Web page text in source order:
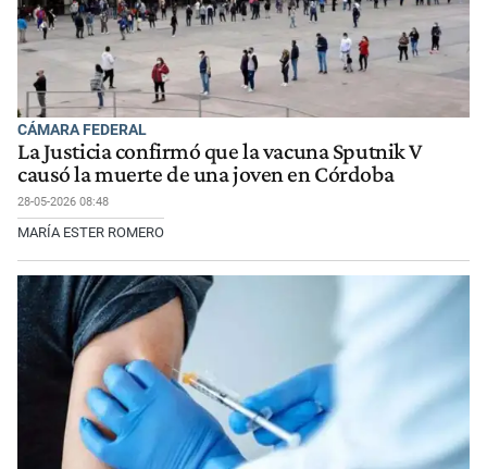
CÁMARA FEDERAL
La Justicia confirmó que la vacuna Sputnik V
causó la muerte de una joven en Córdoba
28-05-2026 08:48
MARÍA ESTER ROMERO